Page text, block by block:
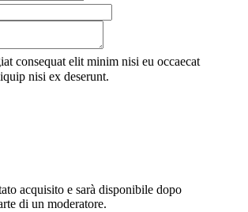
consequat elit minim nisi eu occaecat
nisi ex deserunt.
acquisito e sarà disponibile dopo
di un moderatore.